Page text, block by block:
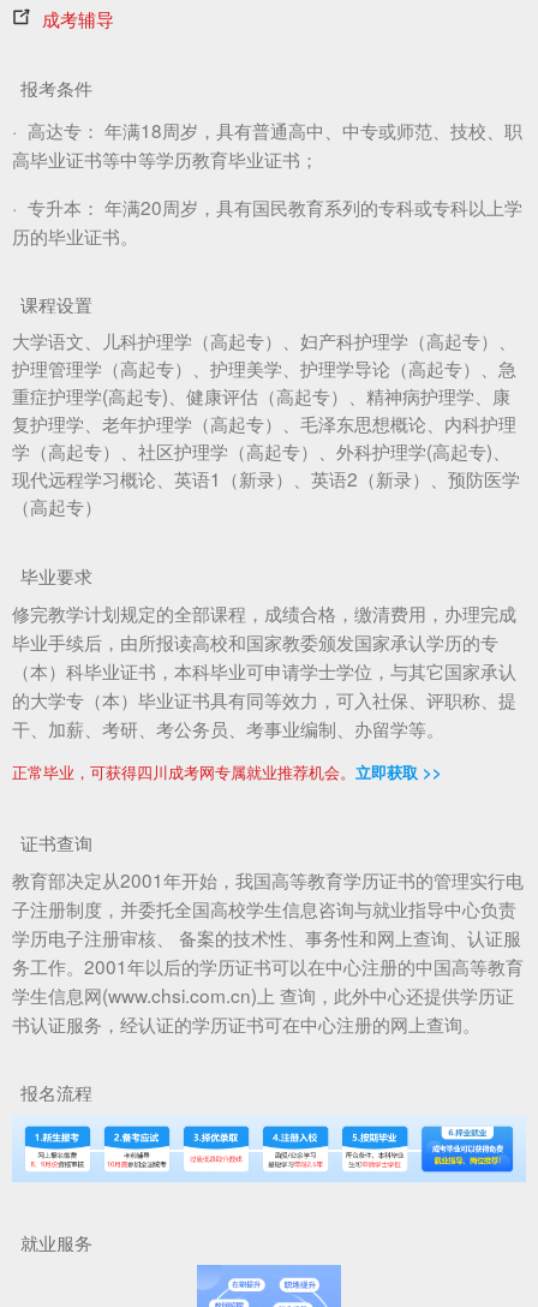
成考辅导
报考条件
· 高达专： 年满18周岁，具有普通高中、中专或师范、技校、职
高毕业证书等中等学历教育毕业证书；
· 专升本： 年满20周岁，具有国民教育系列的专科或专科以上学
历的毕业证书。
课程设置
大学语文、儿科护理学（高起专）、妇产科护理学（高起专）、
护理管理学（高起专）、护理美学、护理学导论（高起专）、急
重症护理学(高起专)、健康评估（高起专）、精神病护理学、康
复护理学、老年护理学（高起专）、毛泽东思想概论、内科护理
学（高起专）、社区护理学（高起专）、外科护理学(高起专)、
现代远程学习概论、英语1（新录）、英语2（新录）、预防医学
（高起专）
毕业要求
修完教学计划规定的全部课程，成绩合格，缴清费用，办理完成
毕业手续后，由所报读高校和国家教委颁发国家承认学历的专
（本）科毕业证书，本科毕业可申请学士学位，与其它国家承认
的大学专（本）毕业证书具有同等效力，可入社保、评职称、提
干、加薪、考研、考公务员、考事业编制、办留学等。
正常毕业，可获得四川成考网专属就业推荐机会。 立即获取 >>
证书查询
教育部决定从2001年开始，我国高等教育学历证书的管理实行电
子注册制度，并委托全国高校学生信息咨询与就业指导中心负责
学历电子注册审核、 备案的技术性、事务性和网上查询、认证服
务工作。2001年以后的学历证书可以在中心注册的中国高等教育
学生信息网(www.chsi.com.cn)上 查询，此外中心还提供学历证
书认证服务，经认证的学历证书可在中心注册的网上查询。
报名流程
就业服务